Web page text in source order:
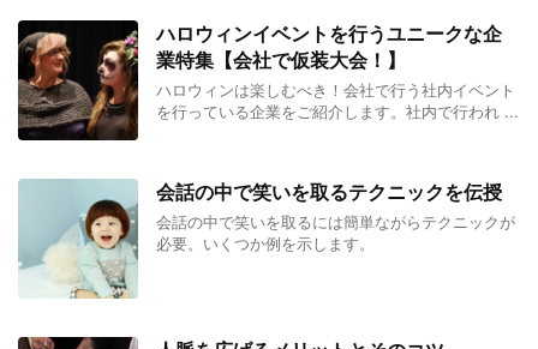
ハロウィンイベントを行うユニークな企
業特集【会社で仮装大会！】
ハロウィンは楽しむべき！会社で行う社内イベント
を行っている企業をご紹介します。社内で行われ ...
会話の中で笑いを取るテクニックを伝授
会話の中で笑いを取るには簡単ながらテクニックが
必要。いくつか例を示します。